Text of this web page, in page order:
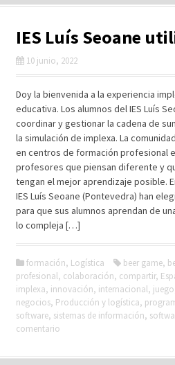
IES Luís Seoane
10 junio, 2022
Doy la bienvenida a la experiencia
educativa. Los alumnos del IES Luís
coordinar y gestionar la cadena de
la simulación de implexa. La
en centros de formación profesional
profesores que piensan diferente y
tengan el mejor aprendizaje posible.
IES Luís Seoane (Pontevedra) han
para que sus alumnos aprendan de
lo compleja […]
formación, Logística beer game,
profesional, colaboración, compartir,
implexa, innovación, internacional, juego
negocios, Producción y logística,
software, sistemas de información,
comentario